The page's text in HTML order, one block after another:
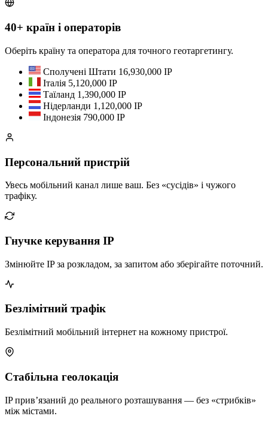
40+ країн і операторів
Оберіть країну та оператора для точного геотаргетингу.
Сполучені Штати 16,930,000 IP
Італія 5,120,000 IP
Таїланд 1,390,000 IP
Нідерланди 1,120,000 IP
Індонезія 790,000 IP
Персональний пристрій
Увесь мобільний канал лише ваш. Без «сусідів» і чужого
трафіку.
Гнучке керування IP
Змінюйте IP за розкладом, за запитом або зберігайте поточний.
Безлімітний трафік
Безлімітний мобільний інтернет на кожному пристрої.
Стабільна геолокація
IP прив’язаний до реального розташування — без «стрибків»
між містами.